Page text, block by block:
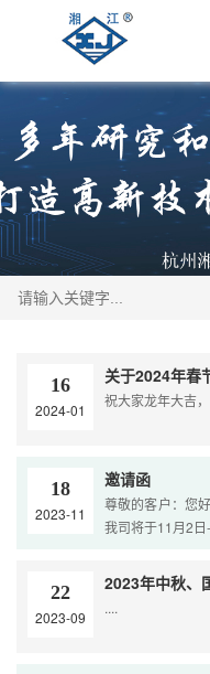
16
2024-01
关于2024年春
祝大家龙年大吉
18
2023-11
邀请函
尊敬的客户：您
我司将于11月2
品牌钽电容器
会，期待与您相
您带来更好的产
22
2023-09
2023年中秋、
....